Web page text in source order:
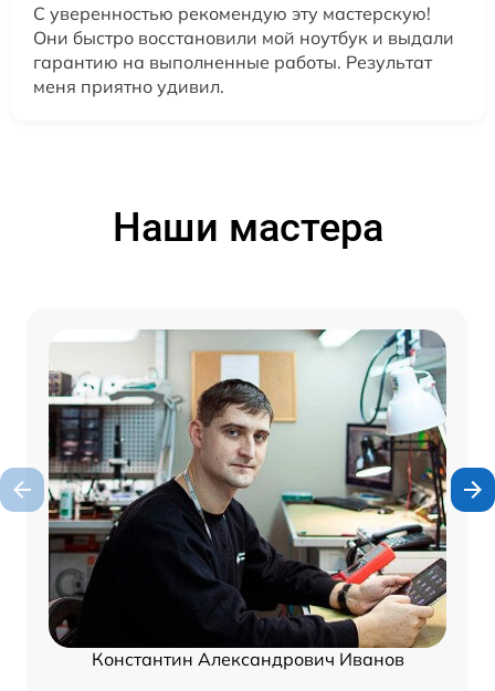
С уверенностью рекомендую эту мастерскую!
Они быстро восстановили мой ноутбук и выдали
гарантию на выполненные работы. Результат
меня приятно удивил.
Наши мастера
Константин Александрович Иванов